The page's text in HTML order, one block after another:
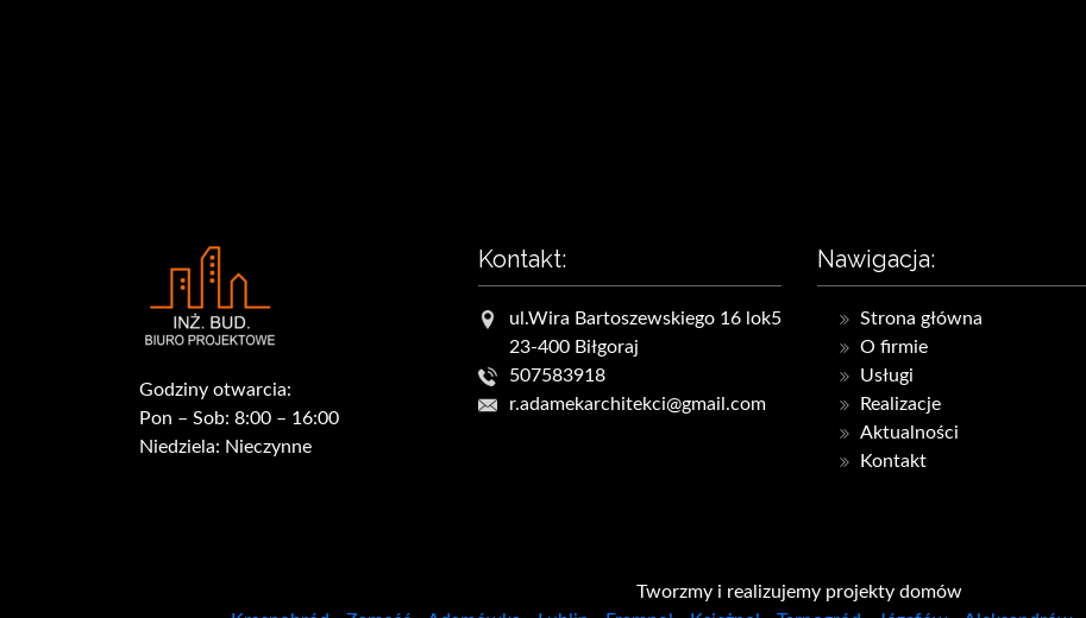
Godziny otwarcia:
Pon – Sob: 8:00 – 16:00
Niedziela: Nieczynne
Kontakt:
ul.Wira Bartoszewskiego 16 lok5
23-400 Biłgoraj
507583918
r.adamekarchitekci@gmail.com
Nawigacja:
Strona główna
O firmie
Usługi
Realizacje
Aktualności
Kontakt
Tworzmy i realizujemy projekty domów